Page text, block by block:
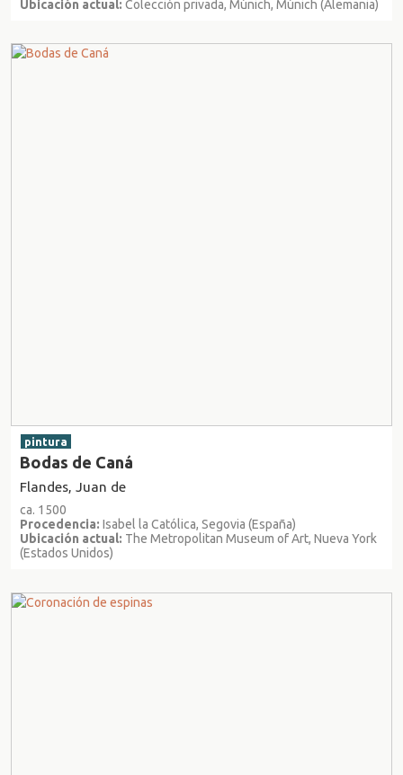
Ubicación actual: Colección privada, Múnich, Múnich (Alemania)
pintura
Bodas de Caná
Flandes, Juan de
ca. 1500
Procedencia: Isabel la Católica, Segovia (España)
Ubicación actual: The Metropolitan Museum of Art, Nueva York
(Estados Unidos)